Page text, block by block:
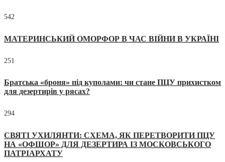
542
МАТЕРИНСЬКИЙ ОМОРФОР В ЧАС ВІЙНИ В УКРАЇНІ
251
Братська «броня» під куполами: чи стане ПЦУ прихистком
для дезертирів у рясах?
294
СВЯТІ УХИЛЯНТИ: СХЕМА, ЯК ПЕРЕТВОРИТИ ПЦУ
НА «ОФШОР» ДЛЯ ДЕЗЕРТИРА ІЗ МОСКОВСЬКОГО
ПАТРІАРХАТУ